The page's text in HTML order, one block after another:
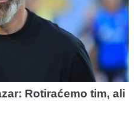
Rotiraćemo tim, ali